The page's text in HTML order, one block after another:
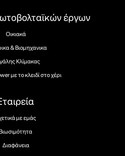
με εμάς
Διαφάνεια
έργων
Οικιακά
& Βιομηχανικα
Κλίμακας
με το κλειδί στο χέρι